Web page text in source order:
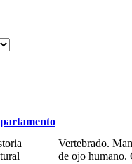
Vertebrado.
de ojo humano.